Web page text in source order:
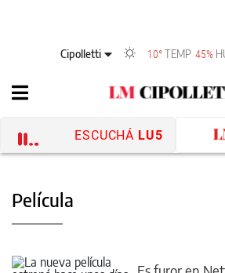
Cipolletti 10°TEMP 45%
ESCUCHÁ LU5
Película